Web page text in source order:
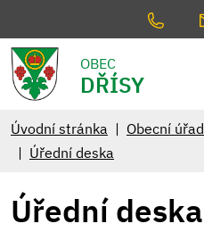
OBEC
DŘÍSY
Úvodní stránka Obecní úřad
Úřední deska
Úřední deska